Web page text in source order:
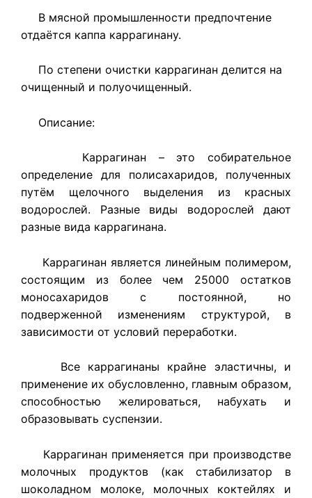
В мясной промышленности предпочтение
отдаётся каппа каррагинану.
По степени очистки каррагинан делится на
очищенный и полуочищенный.
Описание:
Каррагинан – это собирательное
определение для полисахаридов, полученных
путём щелочного выделения из красных
водорослей. Разные виды водорослей дают
разные вида каррагинана.
Каррагинан является линейным полимером,
состоящим из более чем 25000 остатков
моносахаридов с постоянной, но
подверженной изменениям структурой, в
зависимости от условий переработки.
Все каррагинаны крайне эластичны, и
применение их обусловленно, главным образом,
способностью желироваться, набухать и
образовывать суспензии.
Каррагинан применяется при производстве
молочных продуктов (как стабилизатор в
шоколадном молоке, молочных коктейлях и